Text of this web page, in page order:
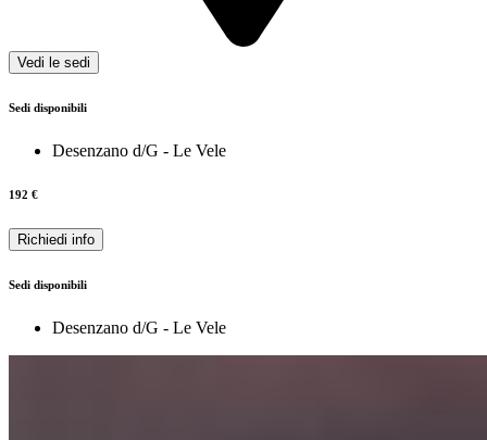
Vedi le sedi
Sedi disponibili
Desenzano d/G - Le Vele
192 €
Richiedi info
Sedi disponibili
Desenzano d/G - Le Vele